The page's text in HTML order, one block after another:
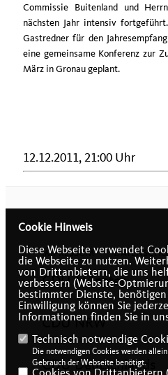
Commissie Buitenland und
nächsten Jahr intensiv
Gastredner für den
eine gemeinsame Konferenz zur
März in Gronau geplant.
12.12.2011, 21:00 Uhr
IMPRESSUM
CDU Münster
CDU NRW
CDU Deutschlands
Cookie Hinweis
Diese Webseite verwendet
die Webseite zu nutzen.
von Drittanbietern, die uns
verbessern (Website-
bestimmter Dienste,
Einwilligung können Sie
Informationen finden Sie in
Technisch notwendige
Die notwendigen Cookies werden
Gebrauch der Webseite benötigt.